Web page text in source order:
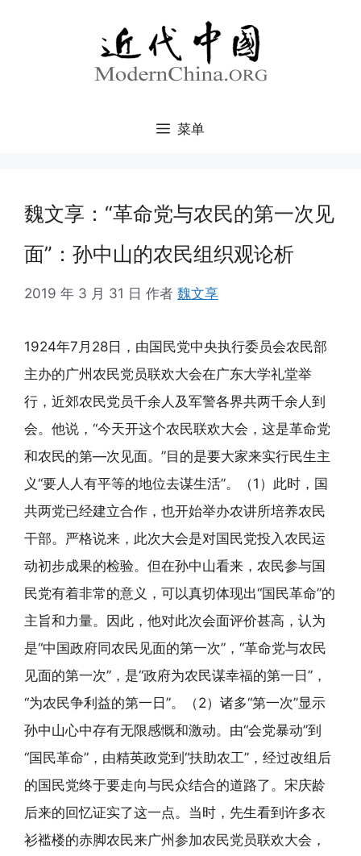
菜单
魏文享：“革命党与农民的第一次见
面”：孙中山的农民组织观论析
2019 年 3 月 31 日 作者 魏文享
1924年7月28日，由国民党中央执行委员会农民部
主办的广州农民党员联欢大会在广东大学礼堂举
行，近郊农民党员千余人及军警各界共两千余人到
会。他说，“今天开这个农民联欢大会，这是革命党
和农民的第—次见面。”目的是要大家来实行民生主
义“要人人有平等的地位去谋生活”。（1）此时，国
共两党已经建立合作，也开始举办农讲所培养农民
干部。严格说来，此次大会是对国民党投入农民运
动初步成果的检验。但在孙中山看来，农民参与国
民党有着非常的意义，可以真切体现出“国民革命”的
主旨和力量。因此，他对此次会面评价甚高，认为
是“中国政府同农民见面的第一次”，“革命党与农民
见面的第一次”，是“政府为农民谋幸福的第一日”，
“为农民争利益的第一日”。（2）诸多“第一次”显示
孙中山心中存有无限感慨和激动。由“会党暴动”到
“国民革命”，由精英政党到“扶助农工”，经过改组后
的国民党终于要走向与民众结合的道路了。宋庆龄
后来的回忆证实了这一点。当时，先生看到许多衣
衫褴楼的赤脚农民来广州参加农民党员联欢大会，